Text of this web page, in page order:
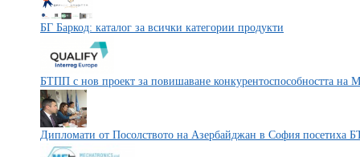
БГ Баркод: каталог за всички категории продукти
БТПП с нов проект за повишаване конкурентоспособността на
Дипломати от Посолството на Азербайджан в София посетиха